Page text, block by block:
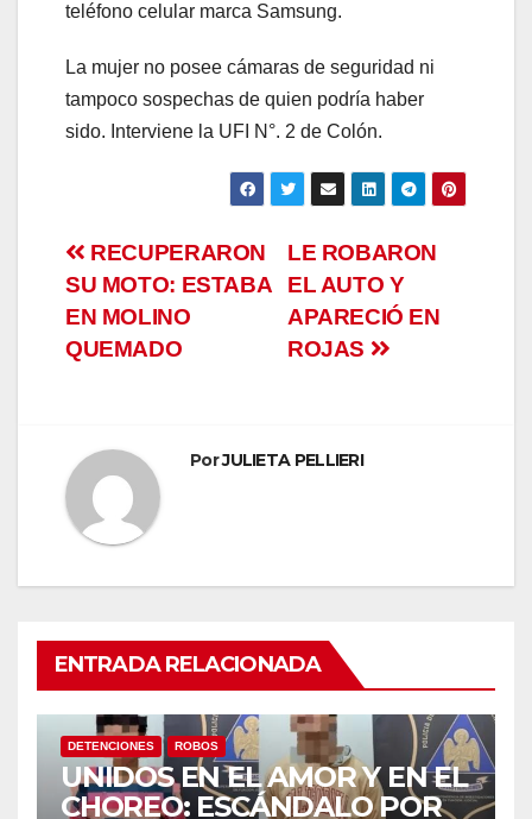
teléfono celular marca Samsung.
La mujer no posee cámaras de seguridad ni
tampoco sospechas de quien podría haber
sido. Interviene la UFI N°. 2 de Colón.
Navegación
de
entradas
LE ROBARON
EL AUTO Y
APARECIÓ EN
ROJAS
RECUPERARON
SU MOTO: ESTABA
EN MOLINO
QUEMADO
PorJULIETA PELLIERI
ENTRADA RELACIONADA
DETENCIONES ROBOS
UNIDOS EN EL AMOR Y EN EL
CHOREO: ESCÁNDALO POR